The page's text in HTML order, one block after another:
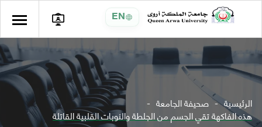
EN
الرئيسية صحيفة الجامعة
هذه الفاكهة تقي الجسم من الجلطة والنوبات القلبية القاتلة